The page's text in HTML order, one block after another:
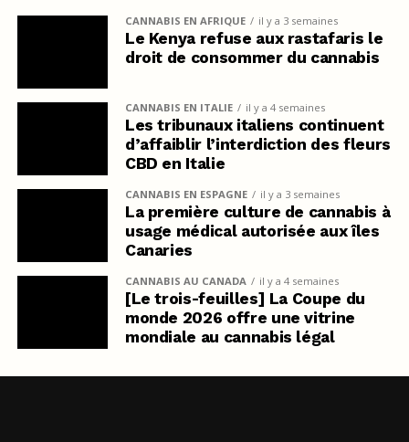
CANNABIS EN AFRIQUE il y a 3 semaines
Le Kenya refuse aux rastafaris le
droit de consommer du cannabis
CANNABIS EN ITALIE il y a 4 semaines
Les tribunaux italiens continuent
d’affaiblir l’interdiction des fleurs
CBD en Italie
CANNABIS EN ESPAGNE il y a 3 semaines
La première culture de cannabis à
usage médical autorisée aux îles
Canaries
CANNABIS AU CANADA il y a 4 semaines
[Le trois-feuilles] La Coupe du
monde 2026 offre une vitrine
mondiale au cannabis légal